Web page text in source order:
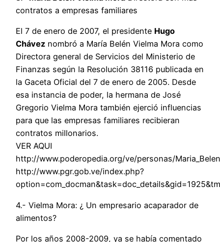
contratos a empresas familiares
El 7 de enero de 2007, el presidente Hugo
Chávez nombró a María Belén Vielma Mora como
Directora general de Servicios del Ministerio de
Finanzas según la Resolución 38116 publicada en
la Gaceta Oficial del 7 de enero de 2005. Desde
esa instancia de poder, la hermana de José
Gregorio Vielma Mora también ejerció influencias
para que las empresas familiares recibieran
contratos millonarios.
VER AQUI
http://www.poderopedia.org/ve/personas/
http://www.pgr.gob.ve/index.php?
4.- Vielma Mora: ¿ Un empresario acaparador de
alimentos?
Por los años 2008-2009, ya se había comentado